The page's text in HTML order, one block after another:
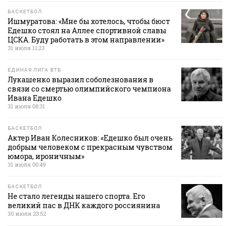
БАСКЕТБОЛ
Ишмуратова: «Мне бы хотелось, чтобы бюст
Едешко стоял на Аллее спортивной славы
ЦСКА. Буду работать в этом направлении»
31 июля 11:23
ЕДИНАЯ ЛИГА ВТБ
Лукашенко выразил соболезнования в
связи со смертью олимпийского чемпиона
Ивана Едешко
31 июля 08:31
БАСКЕТБОЛ
Актер Иван Колесников: «Едешко был очень
добрым человеком с прекрасным чувством
юмора, ироничным»
31 июля 00:49
БАСКЕТБОЛ
Не стало легенды нашего спорта. Его
великий пас в ДНК каждого россиянина
30 июля 23:52